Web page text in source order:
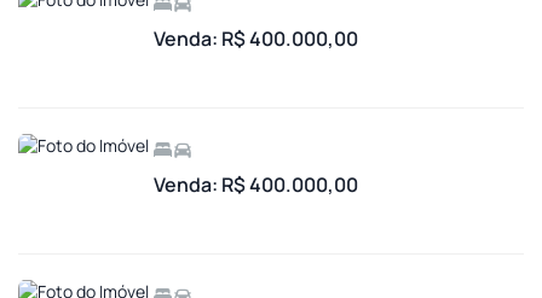
Venda: R$ 400.000,00
Venda: R$ 400.000,00